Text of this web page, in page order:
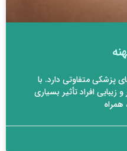
پزشکی متفاوتی دارد. با
افراد تأثیر بسیاری